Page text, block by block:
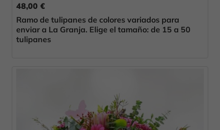
48,00 €
Ramo de tulipanes de colores variados para
enviar a La Granja. Elige el tamaño: de 15 a 50
tulipanes